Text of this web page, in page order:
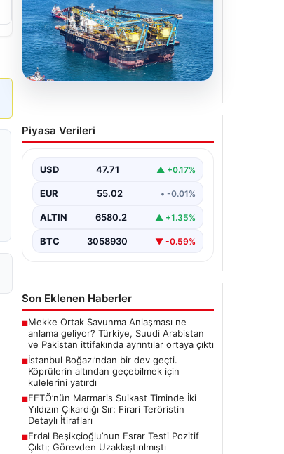
06.08.2026
İstanbul Boğazı’ndan bir
dev geçti. Köprülerin
kulelerini yatırdı
Piyasa Verileri
USD 47.71 ▲ +0.17%
EUR 55.02 • -0.01%
ALTIN 6580.2 ▲ +1.35%
BTC 3058930 ▼ -0.59%
Son Eklenen Haberler
■Mekke Ortak Savunma Anlaşması ne
anlama geliyor? Türkiye, Suudi Arabistan
ve Pakistan ittifakında ayrıntılar ortaya çıktı
■İstanbul Boğazı’ndan bir dev geçti.
Köprülerin altından geçebilmek için
kulelerini yatırdı
■FETÖ’nün Marmaris Suikast Timinde İki
Yıldızın Çıkardığı Sır: Firari Teröristin
Detaylı İtirafları
■Erdal Beşikçioğlu’nun Esrar Testi Pozitif
Çıktı; Görevden Uzaklaştırılmıştı